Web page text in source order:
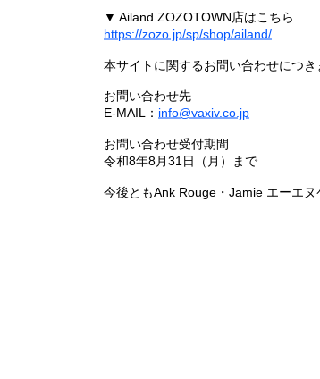
▼ Ailand ZOZOTOWN店はこちら
https://zozo.jp/sp/shop/ailand/
本サイトに関するお問い合わせにつ
お問い合わせ先
E-MAIL： info@vaxiv.co.jp
お問い合わせ受付期間
令和8年8月31日（月）まで
今後ともAnk Rouge・Jamie エーエ